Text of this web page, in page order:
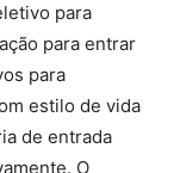
para
para entrar
para
estilo de vida
de entrada
O